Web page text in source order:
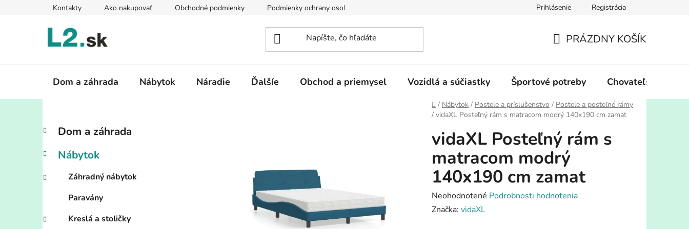
Kontakty Ako nakupovať Obchodné podmienky Podmienky ochrany osobných údajov Prihlásenie Registrácia
KOŠÍK
PRÁZDNY KOŠÍK
Dom a záhrada Nábytok Náradie Ďalšíe Obchod a priemysel Vozidlá a súčiastky Športové potreby Chovateľské
Domov
/ Nábytok / Postele a príslušenstvo / Postele a posteľné rámy
/ vidaXL Posteľný rám s matracom modrý 140x190 cm zamat
B
č
ý
n
Preskočiť
kategórie
K
a
e
ó
e
Dom a záhrada
Nábytok
Záhradný nábytok
Paravány
Kreslá a stoličky
vidaXL Posteľný rám s
matracom modrý
140x190 cm zamat
Priemerné
hodnotenie
Neohodnotené Podrobnosti hodnotenia
Značka: vidaXL